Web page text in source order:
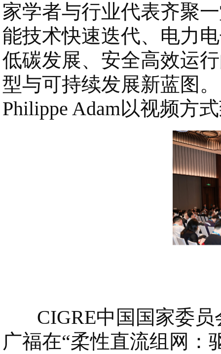
家学者与行业代表齐聚
能技术快速迭代、电力
低碳发展、安全高效运
型与可持续发展新蓝图
Philippe Adam以视频方
CIGRE中国国家委员
广福在“柔性直流组网：